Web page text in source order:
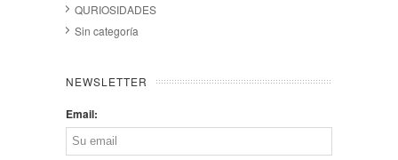
QURIOSIDADES
Sin categoría
NEWSLETTER
Email: